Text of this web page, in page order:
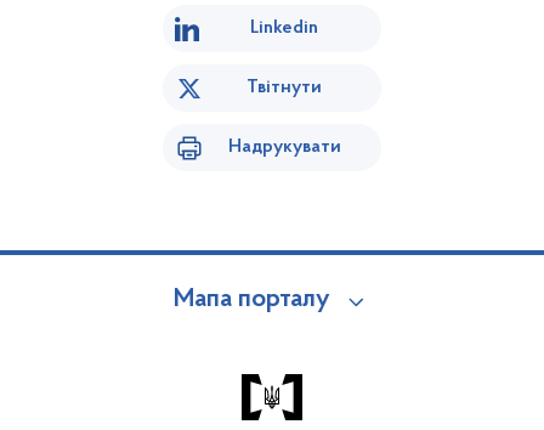
Linkedin
Твітнути
Надрукувати
Мапа порталу